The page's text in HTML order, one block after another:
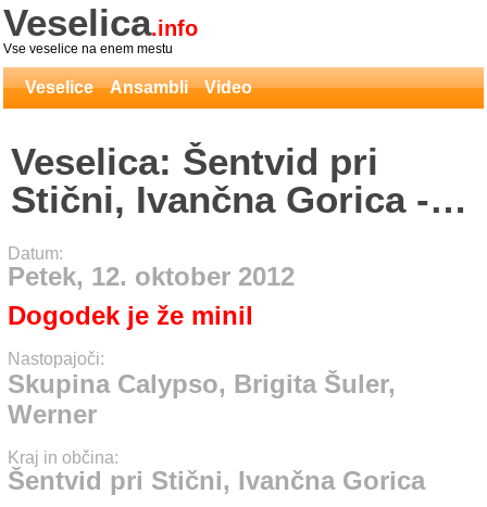
Veselica.info
Vse veselice na enem mestu
Veselice Ansambli Video
Veselica: Šentvid pri
Stični, Ivančna Gorica -
Skupina Calypso, Brigita
Šuler, Werner
Datum:
Petek, 12. oktober 2012
Dogodek je že minil
Nastopajoči:
Skupina Calypso, Brigita Šuler,
Werner
Kraj in občina:
Šentvid pri Stični, Ivančna Gorica